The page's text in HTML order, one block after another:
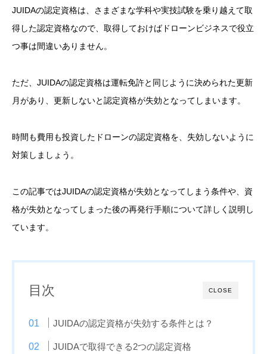
JUIDAの認定資格は、さまざまな学科や実技試験を乗り越えて取
得した認定資格なので、取得しておけばドローンビジネスで役立
つ事は間違いありません。
ただ、JUIDAの認定資格は運転免許と同じように決められた更新
月があり、更新しないと認定資格が失効となってしまいます。
時間も費用も投資したドローンの認定資格を、失効しないように
対策しましょう。
この記事ではJUIDAの認定資格が失効となってしまう条件や、資
格が失効となってしまった後の再発行手順について詳しく説明し
ています。
CLOSE
目次
JUIDAの認定資格が失効する条件とは？
JUIDAで取得できる2つの認定資格